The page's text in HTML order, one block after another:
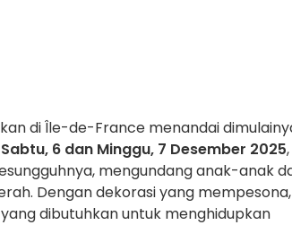
di Île-de-France menandai
6 dan Minggu, 7 Desember 2025,
mengundang anak-anak
Dengan dekorasi yang mempesona,
dibutuhkan untuk menghidupkan